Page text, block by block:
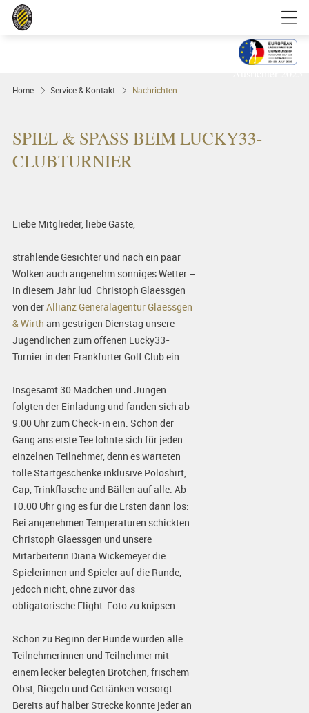
Home Service & Kontakt Nachrichten
SPIEL & SPASS BEIM LUCKY33-C
LUBTURNIER
Liebe Mitglieder, liebe Gäste,
strahlende Gesichter und nach ein paar
Wolken auch angenehm sonniges Wetter –
in diesem Jahr lud Christoph Glaessgen
von derAllianz Generalagentur Glaessgen
& Wirth am gestrigen Dienstag unsere
Jugendlichen zum offenen Lucky33-
Turnier in den Frankfurter Golf Club ein.
Insgesamt 30 Mädchen und Jungen
folgten der Einladung und fanden sich ab
9.00 Uhr zum Check-in ein. Schon der
Gang ans erste Tee lohnte sich für jeden
einzelnen Teilnehmer, denn es warteten
tolle Startgeschenke inklusive Poloshirt,
Cap, Trinkflasche und Bällen auf alle. Ab
10.00 Uhr ging es für die Ersten dann los:
Bei angenehmen Temperaturen schickten
Christoph Glaessgen und unsere
Mitarbeiterin Diana Wickemeyer die
Spielerinnen und Spieler auf die Runde,
jedoch nicht, ohne zuvor das
obligatorische Flight-Foto zu knipsen.
Schon zu Beginn der Runde wurden alle
Teilnehmerinnen und Teilnehmer mit
einem lecker belegten Brötchen, frischem
Obst, Riegeln und Getränken versorgt.
Bereits auf halber Strecke konnte jeder an